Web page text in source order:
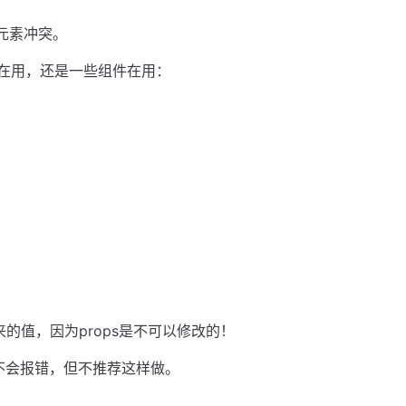
冲突。
，还是一些组件在用：
值，因为props是不可以修改的！
报错，但不推荐这样做。